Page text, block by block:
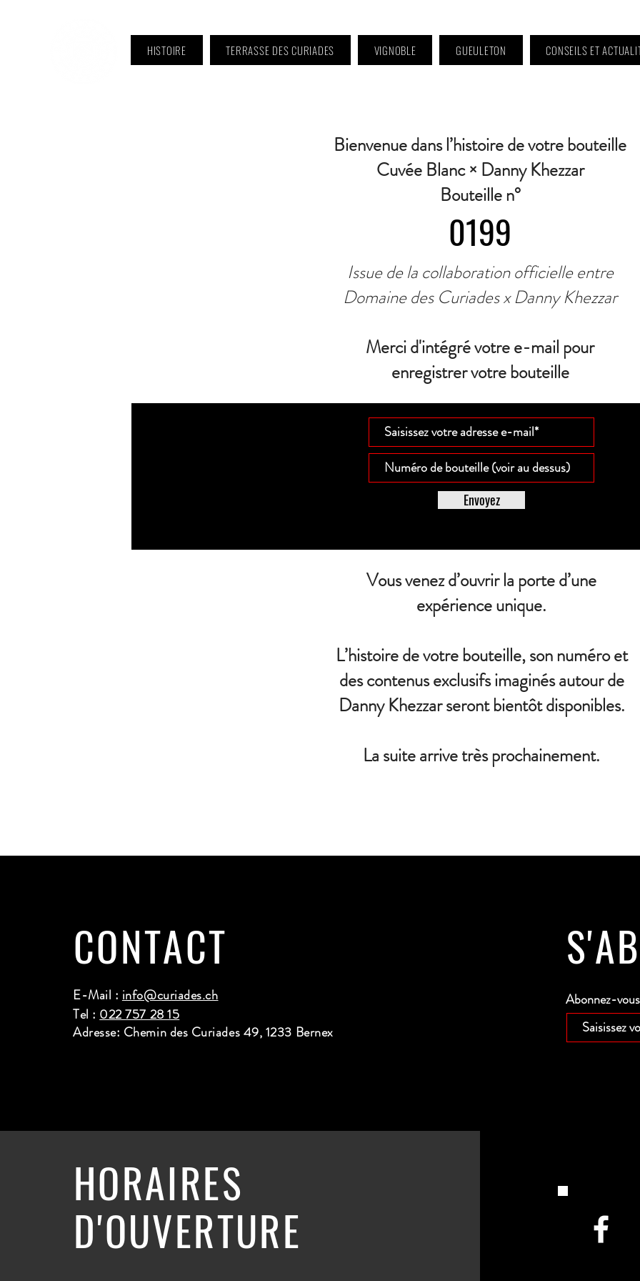
HISTOIRE TERRASSE DES CURIADES VIGNOBLE GUEULETON CONSEILS ET
Bienvenue dans l’histoire de votre bouteille
Cuvée Blanc × Danny Khezzar
Bouteille n°
0199
Issue de la collaboration officielle entre
Domaine des Curiades x Danny Khezzar
Merci d'intégré votre e-mail pour
enregistrer votre bouteille
Envoyez
Vous venez d’ouvrir la porte d’une
expérience unique.
L’histoire de votre bouteille, son numéro et
des contenus exclusifs imaginés autour de
Danny Khezzar seront bientôt disponibles.
La suite arrive très prochainement.
CONTACT
E-Mail : info@curiades.ch
Tel : 022 757 28 15
Adresse: Chemin des Curiades 49, 1233 Bernex
Abonnez-
HORAIRES
D'OUVERTURE